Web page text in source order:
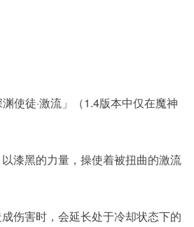
使徒·激流」（1.4版本中仅在魔神
以漆黑的力量，操使着被扭曲的激流
伤害时，会延长处于冷却状态下的